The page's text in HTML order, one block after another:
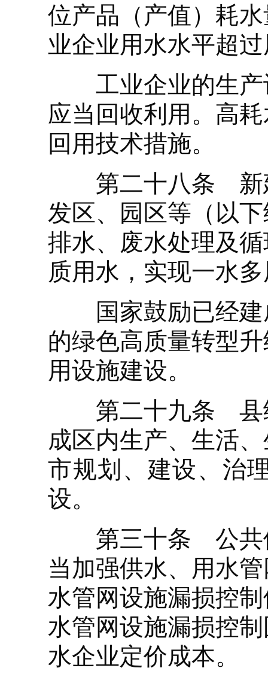
位产品（产值）耗
业企业用水水平超
工业企业的生产
应当回收利用。高
回用技术措施。
第二十八条 新建
发区、园区等（以
排水、废水处理及
质用水，实现一水
国家鼓励已经建
的绿色高质量转型
用设施建设。
第二十九条 县级
成区内生产、生活
市规划、建设、治
设。
第三十条 公共供
当加强供水、用水
水管网设施漏损控
水管网设施漏损控
水企业定价成本。